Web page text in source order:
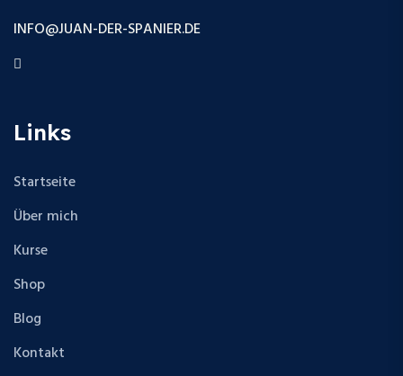
INFO@JUAN-DER-SPANIER.DE
Links
Startseite
Über mich
Kurse
Shop
Blog
Kontakt